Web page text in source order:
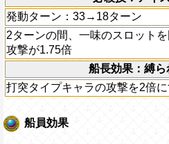
発動ターン：33→18ターン
2ターンの間、一味のスロット
攻撃が1.75倍
船長効果：縛
打突タイプキャラの攻撃を2倍に
船員効果